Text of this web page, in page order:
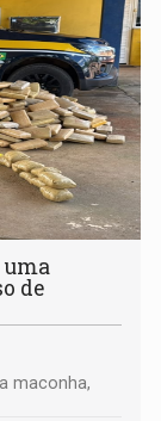
uma
de
maconha,